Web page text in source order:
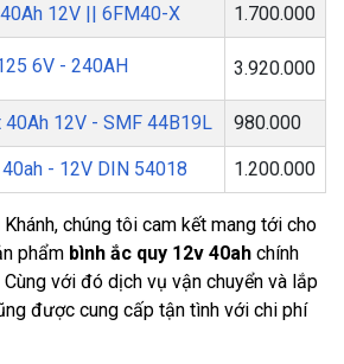
12V || 6FM40-X 1.700.000
6V - 240AH 3.920.000
40Ah 12V - SMF 44B19L 980.000
- 12V DIN 54018 1.200.000
chúng tôi cam kết mang tới cho
phẩm bình ắc quy 12v 40ah chính
với đó dịch vụ vận chuyển và lắp
được cung cấp tận tình với chi phí